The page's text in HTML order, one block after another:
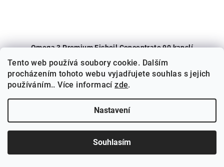
Tento web používá soubory cookie. Dalším
procházením tohoto webu vyjadřujete souhlas s jejich
používáním.. Více informacízde.
Nastavení
Souhlasím
Omega 3 Premium Fishoil Concentrate 90 kapslí
590 Kč
Měrná
cena:
6,56 Kč / 1 ks
Do košíku